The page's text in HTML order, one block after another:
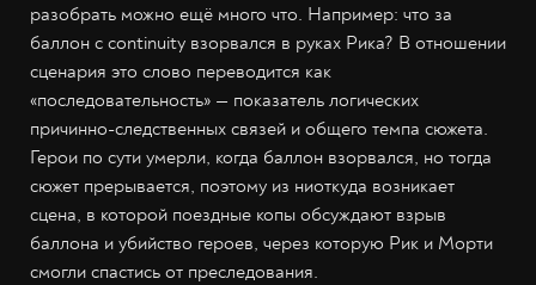
разобрать можно ещё много что. Например: что за
баллон с continuity взорвался в руках Рика? В отношении
сценария это слово переводится как
«последовательность» — показатель логических
причинно-следственных связей и общего темпа сюжета.
Герои по сути умерли, когда баллон взорвался, но тогда
сюжет прерывается, поэтому из ниоткуда возникает
сцена, в которой поездные копы обсуждают взрыв
баллона и убийство героев, через которую Рик и Морти
смогли спастись от преследования.